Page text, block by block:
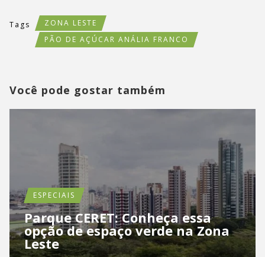
Tags
ZONA LESTE
PÃO DE AÇÚCAR ANÁLIA FRANCO
Você pode gostar também
ESPECIAIS
Parque CERET: Conheça essa
opção de espaço verde na Zona
Leste